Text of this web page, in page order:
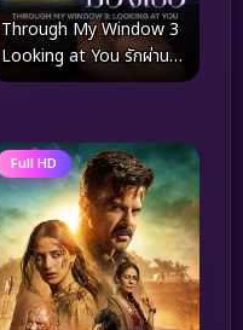
Through My Window 3
Looking at You รักผ่าน
หน้าต่าง ดวงตาจ้องมอง
Full HD